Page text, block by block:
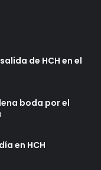
de HCH en el
boda por el
en HCH